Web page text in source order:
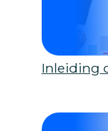
Inleiding